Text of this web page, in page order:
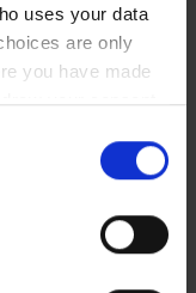
uses your data
are only
you have made
your consent
location
formation en groupe |